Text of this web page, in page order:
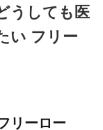
うしても医
い フリー
リーロー